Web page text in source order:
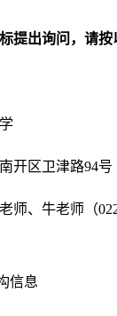
提出询问，请按
开大学
开区卫津路
师、牛老师（
）
信息